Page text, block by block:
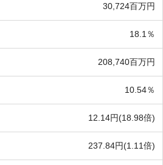
30,724百万円
18.1％
208,740百万円
10.54％
12.14円(18.98倍)
237.84円(1.11倍)